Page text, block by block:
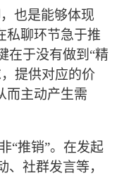
也是能够体现
私聊环节急于推
在于没有做到“精
提供对应的价
而主动产生需
“推销”。在发起
社群发言等，